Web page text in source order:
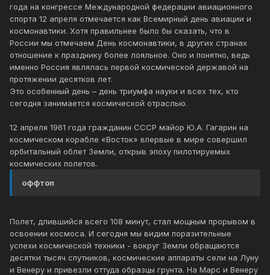
года на конгрессе Международной федерации авиационного
спорта 12 апреля отмечается как Всемирный день авиации и
космонавтики. Хотя правильнее было бы сказать, что в
России мы отмечаем День космонавтики, в других странах
отношение к празднику более лояльное. Оно и понятно, ведь
именно Россия являлась первой космической державой на
протяжении десятков лет.
Это особенный день – день триумфа науки и всех тех, кто
сегодня занимается космической отраслью.
12 апреля 1961 года гражданин СССР майор Ю.А. Гагарин на
космическом корабле «Восток» впервые в мире совершил
орбитальный облет Земли, открыв эпоху пилотируемых
космических полетов.
оффтоп
Полет, длившийся всего 108 минут, стал мощным прорывом в
освоении космоса. И сегодня мы видим поразительные
успехи космической техники - вокруг Земли обращаются
десятки тысяч спутников, космические аппараты сели на Луну
и Венеру и привезли оттуда образцы грунта. На Марс и Венеру